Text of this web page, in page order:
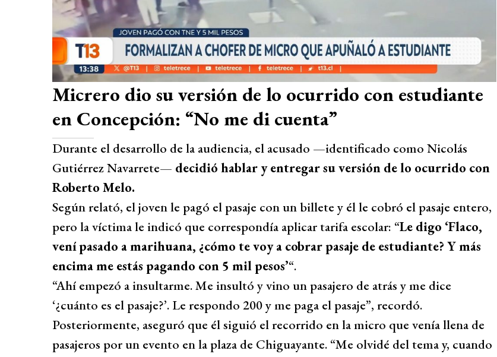
Micrero dio su versión de lo ocurrido con estudiante
en Concepción: “No me di cuenta”
Durante el desarrollo de la audiencia, el acusado —identificado como Nicolás
Gutiérrez Navarrete— decidió hablar y entregar su versión de lo ocurrido con
Roberto Melo.
Según relató, el joven le pagó el pasaje con un billete y él le cobró el pasaje entero,
pero la víctima le indicó que correspondía aplicar tarifa escolar: “Le digo ‘Flaco,
vení pasado a marihuana, ¿cómo te voy a cobrar pasaje de estudiante? Y más
encima me estás pagando con 5 mil pesos’“.
“Ahí empezó a insultarme. Me insultó y vino un pasajero de atrás y me dice
‘¿cuánto es el pasaje?’. Le respondo 200 y me paga el pasaje”, recordó.
Posteriormente, aseguró que él siguió el recorrido en la micro que venía llena de
pasajeros por un evento en la plaza de Chiguayante. “Me olvidé del tema y, cuando